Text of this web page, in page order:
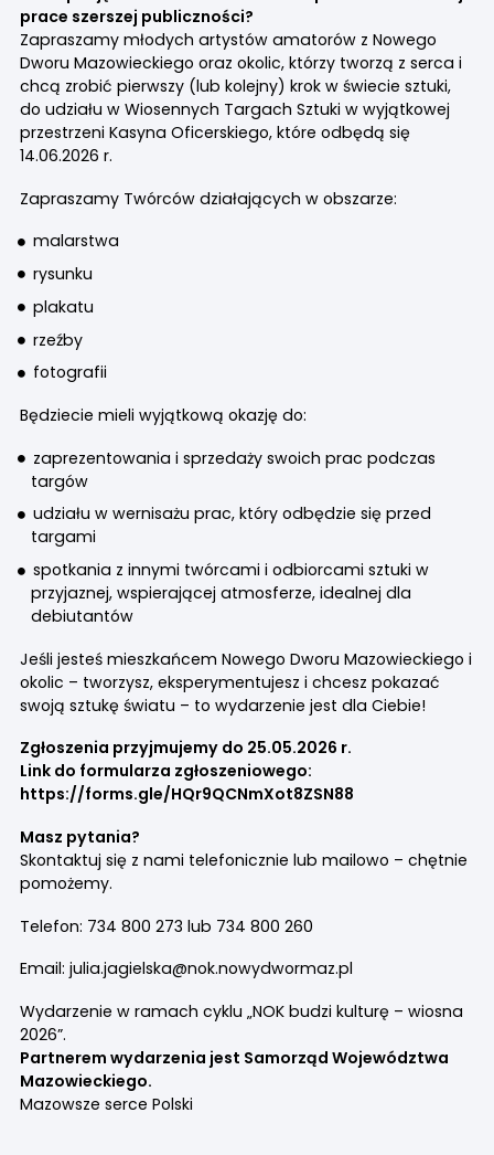
prace szerszej publiczności?
Zapraszamy młodych artystów amatorów z Nowego
Dworu Mazowieckiego oraz okolic, którzy tworzą z serca i
chcą zrobić pierwszy (lub kolejny) krok w świecie sztuki,
do udziału w Wiosennych Targach Sztuki w wyjątkowej
przestrzeni Kasyna Oficerskiego, które odbędą się
14.06.2026 r.
Zapraszamy Twórców działających w obszarze:
malarstwa
rysunku
plakatu
rzeźby
fotografii
Będziecie mieli wyjątkową okazję do:
zaprezentowania i sprzedaży swoich prac podczas
targów
udziału w wernisażu prac, który odbędzie się przed
targami
spotkania z innymi twórcami i odbiorcami sztuki w
przyjaznej, wspierającej atmosferze, idealnej dla
debiutantów
Jeśli jesteś mieszkańcem Nowego Dworu Mazowieckiego i
okolic – tworzysz, eksperymentujesz i chcesz pokazać
swoją sztukę światu – to wydarzenie jest dla Ciebie!
Zgłoszenia przyjmujemy do 25.05.2026 r.
Link do formularza zgłoszeniowego:
https://forms.gle/HQr9QCNmXot8ZSN88
Masz pytania?
Skontaktuj się z nami telefonicznie lub mailowo – chętnie
pomożemy.
Telefon: 734 800 273 lub 734 800 260
Email: julia.jagielska@nok.nowydwormaz.pl
Wydarzenie w ramach cyklu „NOK budzi kulturę – wiosna
2026”.
Partnerem wydarzenia jest Samorząd Województwa
Mazowieckiego.
Mazowsze serce Polski